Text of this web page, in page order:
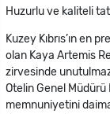
Huzurlu ve kaliteli
Kuzey Kıbrıs’ın en
olan Kaya Artemis
zirvesinde
Otelin Genel
memnuniyetini